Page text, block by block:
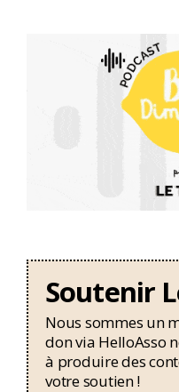
Soutenir
Nous sommes un
don via HelloAsso
à produire des
votre soutien !